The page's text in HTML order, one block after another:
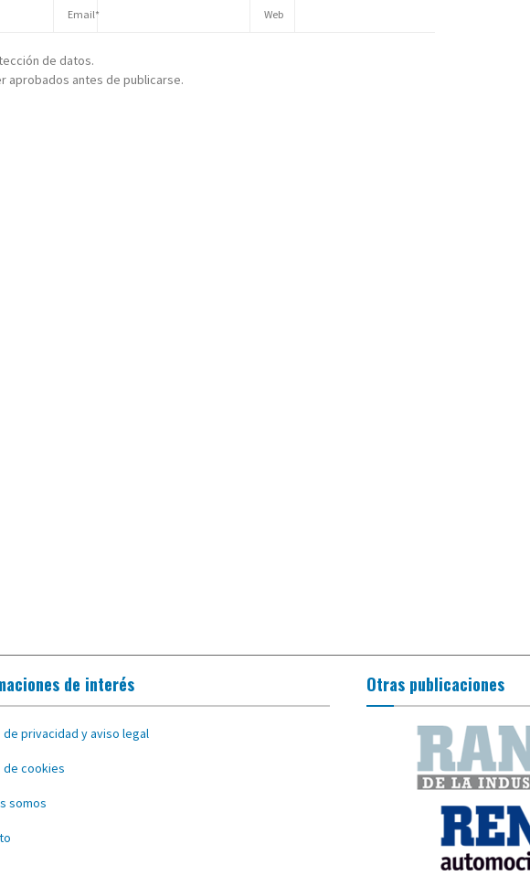
de datos.
aprobados antes de publicarse.
de interés
de privacidad y aviso legal
de cookies
somos
Otras publicaciones